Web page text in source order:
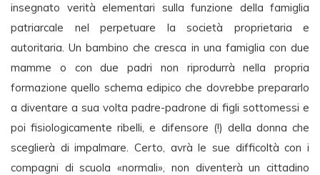
insegnato verità elementari sulla funzione della famiglia
patriarcale nel perpetuare la società proprietaria e
autoritaria. Un bambino che cresca in una famiglia con due
mamme o con due padri non riprodurrà nella propria
formazione quello schema edipico che dovrebbe prepararlo
a diventare a sua volta padre-padrone di figli sottomessi e
poi fisiologicamente ribelli, e difensore (!) della donna che
sceglierà di impalmare. Certo, avrà le sue difficoltà con i
compagni di scuola «normali», non diventerà un cittadino